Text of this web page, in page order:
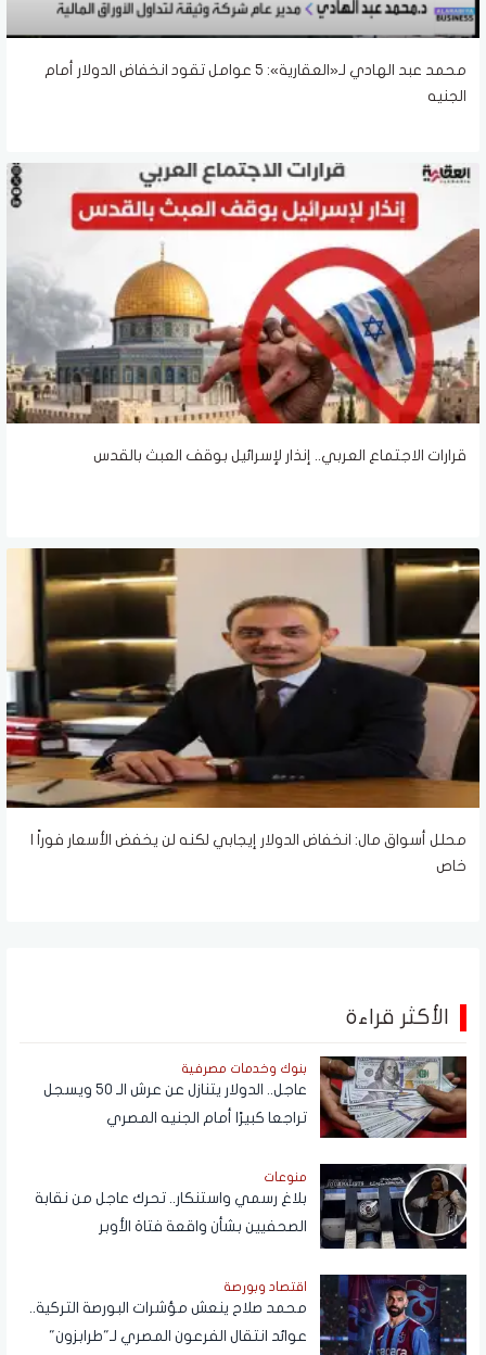
محمد عبد الهادي لـ«العقارية»: 5 عوامل تقود انخفاض الدولار أمام
الجنيه
قرارات الاجتماع العربي.. إنذار لإسرائيل بوقف العبث بالقدس
محلل أسواق مال: انخفاض الدولار إيجابي لكنه لن يخفض الأسعار فوراً |
خاص
الأكثر قراءة
بنوك وخدمات مصرفية
عاجل.. الدولار يتنازل عن عرش الـ 50 ويسجل
تراجعا كبيرًا أمام الجنيه المصري
منوعات
بلاغ رسمي واستنكار.. تحرك عاجل من نقابة
الصحفيين بشأن واقعة فتاة الأوبر
اقتصاد وبورصة
محمد صلاح ينعش مؤشرات البورصة التركية..
عوائد انتقال الفرعون المصري لـ"طرابزون"